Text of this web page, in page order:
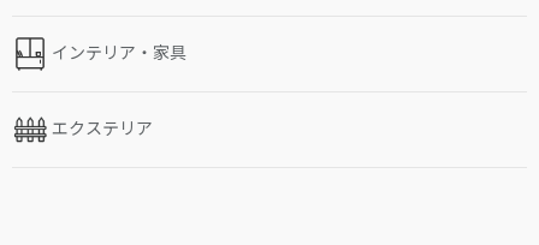
インテリア・家具
エクステリア